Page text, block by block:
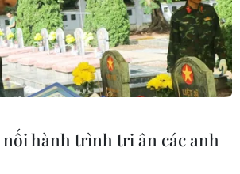
hành trình tri ân các anh